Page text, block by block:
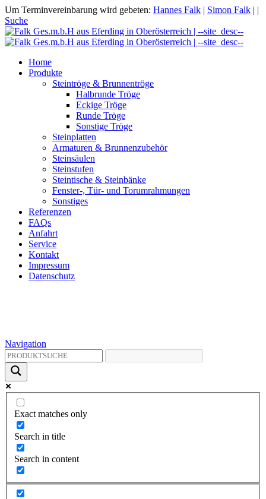
Um Terminvereinbarung wird gebeten: Hannes Falk | Simon Falk | |
Suche
Home
Produkte
Steintröge & Brunnentröge
Halbrunde Tröge
Eckige Tröge
Runde Tröge
Sonstige Tröge
Steinplatten
Armaturen & Brunnenzubehör
Steinsäulen
Steinstufen
Steintische & Steinbänke
Fenster-, Tür- und Torumrahmungen
Sonstiges
Referenzen
FAQs
Anfahrt
Service
Kontakt
Impressum
Datenschutz
Navigation
Exact matches only
Search in title
Search in content